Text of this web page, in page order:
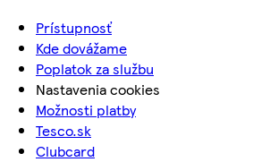
Prístupnosť
Kde dovážame
Poplatok za službu
Nastavenia cookies
Možnosti platby
Tesco.sk
Clubcard